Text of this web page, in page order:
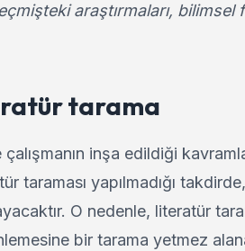
araştırmaları, bilimsel
tarama
inşa edildiği
taraması yapılmadığı
O nedenle, literatür
bir tarama yetmez